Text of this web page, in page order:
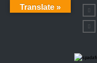
Translate »